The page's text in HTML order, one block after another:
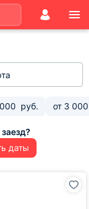
руб. от 3 000
даты